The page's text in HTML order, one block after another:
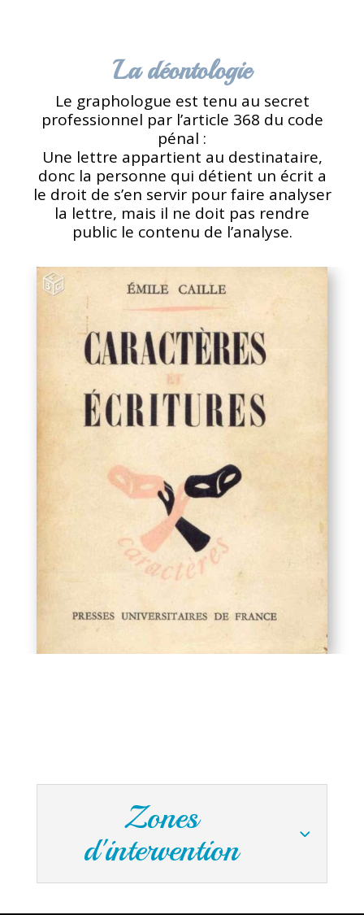
La déontologie
Le graphologue est tenu au secret
professionnel par l’article 368 du code
pénal :
Une lettre appartient au destinataire,
donc la personne qui détient un écrit a
le droit de s’en servir pour faire analyser
la lettre, mais il ne doit pas rendre
public le contenu de l’analyse.
Zones
d'intervention